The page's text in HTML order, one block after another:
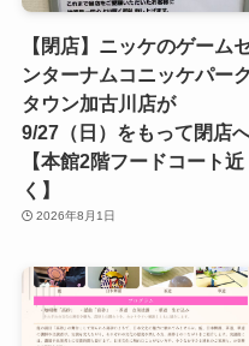
【閉店】ニッケのゲーム
ンターナムコニッケパーク
タウン加古川店が
9/27（日）をもって閉店
【本館2階フードコート近
く】
2026年8月1日